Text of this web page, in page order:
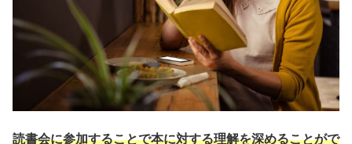
読書会に参加することで本に対する理解を深めることがで